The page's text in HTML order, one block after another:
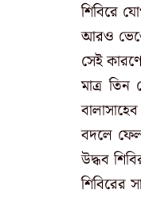
শিবিরে
আরও
সেই
মাত্র
বদলে
উদ্ধব
শিবিরের